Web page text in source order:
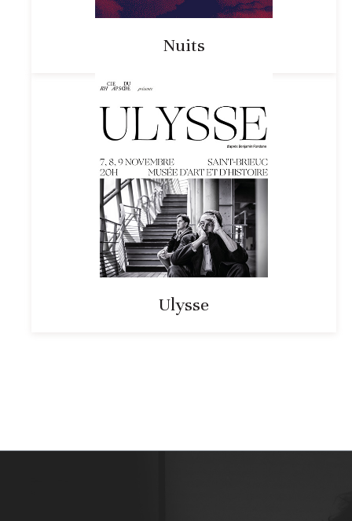
Nuits
Ulysse